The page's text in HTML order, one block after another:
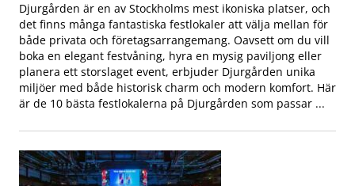
Djurgården är en av Stockholms mest ikoniska platser, och
det finns många fantastiska festlokaler att välja mellan för
både privata och företagsarrangemang. Oavsett om du vill
boka en elegant festvåning, hyra en mysig paviljong eller
planera ett storslaget event, erbjuder Djurgården unika
miljöer med både historisk charm och modern komfort. Här
är de 10 bästa festlokalerna på Djurgården som passar ...